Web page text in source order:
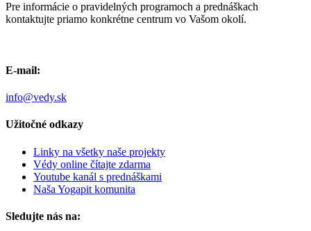
Pre informácie o pravidelných programoch a prednáškach
kontaktujte priamo konkrétne centrum vo Vašom okolí.
E-mail:
info@vedy.sk
Užitočné odkazy
Linky na všetky naše projekty
Védy online čítajte zdarma
Youtube kanál s prednáškami
Naša Yogapit komunita
Sledujte nás na: